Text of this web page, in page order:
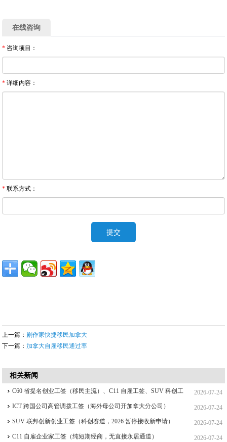
在线咨询
* 咨询项目：
* 详细内容：
* 联系方式：
上一篇： 剧作家快捷移民加拿大
下一篇：加拿大自雇移民通过率
相关新闻
2026-07-24
C60 省提名创业工签（移民主流）、C11 自雇工签、SUV 科创工
签、ICT 跨国高管工签比较 2026-07-24
ICT 跨国公司高管调拨工签（海外母公司开加拿大分公司）
2026-07-24
SUV 联邦创新创业工签（科创赛道，2026 暂停接收新申请）
2026-07-24
C11 自雇企业家工签（纯短期经商，无直接永居通道）